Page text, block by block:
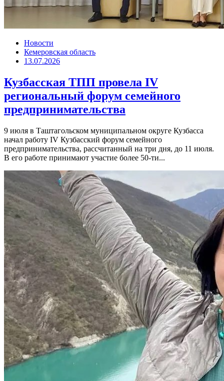
Новости
Кемеровская область
13.07.2026
Кузбасская ТПП провела IV
региональный форум семейного
предпринимательства
9 июля в Таштагольском муниципальном округе Кузбасса
начал работу IV Кузбасский форум семейного
предпринимательства, рассчитанный на три дня, до 11 июля.
В его работе принимают участие более 50-ти...